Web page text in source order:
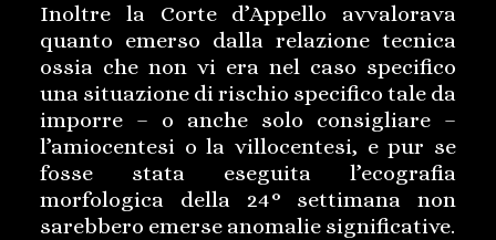
Inoltre la Corte d’Appello avvalorava
quanto emerso dalla relazione tecnica
ossia che non vi era nel caso specifico
una situazione di rischio specifico tale da
imporre – o anche solo consigliare –
l’amiocentesi o la villocentesi, e pur se
fosse stata eseguita l’ecografia
morfologica della 24° settimana non
sarebbero emerse anomalie significative.